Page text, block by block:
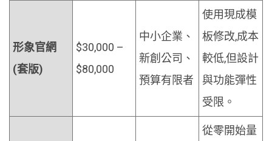
形象官網
(套版)
$30,000 –
$80,000
中小企業、
新創公司、
預算有限者
使用現成模
板修改,成本
較低,但設計
與功能彈性
受限。
從零開始量